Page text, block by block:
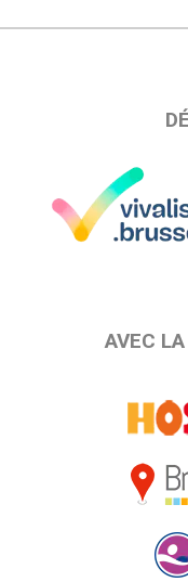
AVEC